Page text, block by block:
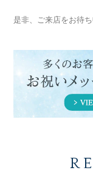
是非、ご来店をお待